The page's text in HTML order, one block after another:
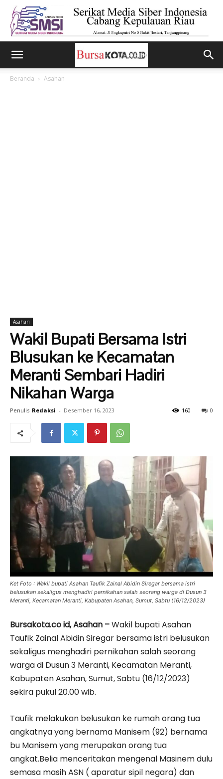
Beranda Asahan
Asahan
Wakil Bupati Bersama Istri
Blusukan ke Kecamatan
Meranti Sembari Hadiri
Nikahan Warga
Penulis Redaksi - Desember 16, 2023 0
160
Ket Foto : Wakil bupati Asahan Taufik Zainal Abidin Siregar bersama istri
belusukan sekaligus menghadiri pernikahan salah seorang warga di Dusun 3
Meranti, Kecamatan Meranti, Kabupaten Asahan, Sumut, Sabtu (16/12/2023)
Bursakota.co id, Asahan –Wakil bupati Asahan
Taufik Zainal Abidin Siregar bersama istri belusukan
sekaligus menghadiri pernikahan salah seorang
warga di Dusun 3 Meranti, Kecamatan Meranti,
Kabupaten Asahan, Sumut, Sabtu (16/12/2023)
sekira pukul 20.00 wib.
Taufik melakukan belusukan ke rumah orang tua
angkatnya yang bernama Manisem (92) bernama
bu Manisem yang merupakan orang tua
angkat.Belia menceritakan mengenal Masinem dulu
semasa masih ASN ( aparatur sipil negara) dan